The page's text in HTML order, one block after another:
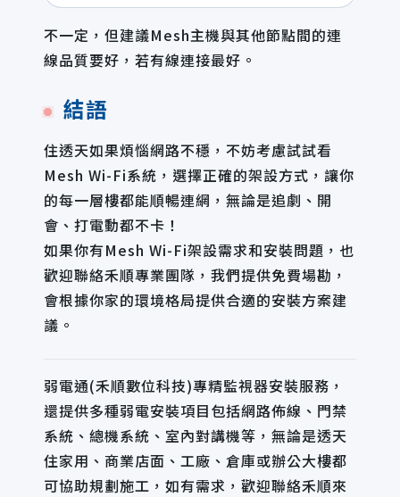
不一定，但建議Mesh主機與其他節點間的連
線品質要好，若有線連接最好。
結語
住透天如果煩惱網路不穩，不妨考慮試試看
Mesh Wi-Fi系統，選擇正確的架設方式，讓你
的每一層樓都能順暢連網，無論是追劇、開
會、打電動都不卡！
如果你有Mesh Wi-Fi架設需求和安裝問題，也
歡迎聯絡禾順專業團隊，我們提供免費場勘，
會根據你家的環境格局提供合適的安裝方案建
議。
弱電通(禾順數位科技)專精監視器安裝服務，
還提供多種弱電安裝項目包括網路佈線、門禁
系統、總機系統、室內對講機等，無論是透天
住家用、商業店面、工廠、倉庫或辦公大樓都
可協助規劃施工，如有需求，歡迎聯絡禾順來